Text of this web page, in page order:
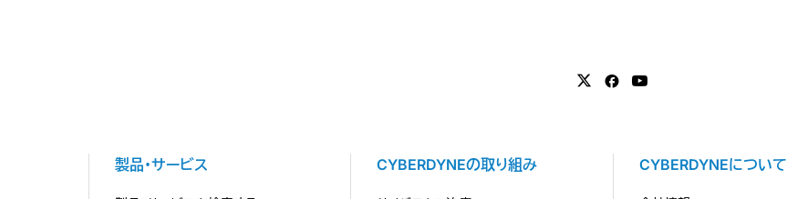
製品・サービス CYBERDYNEの取り組み CYBERDYNEについて